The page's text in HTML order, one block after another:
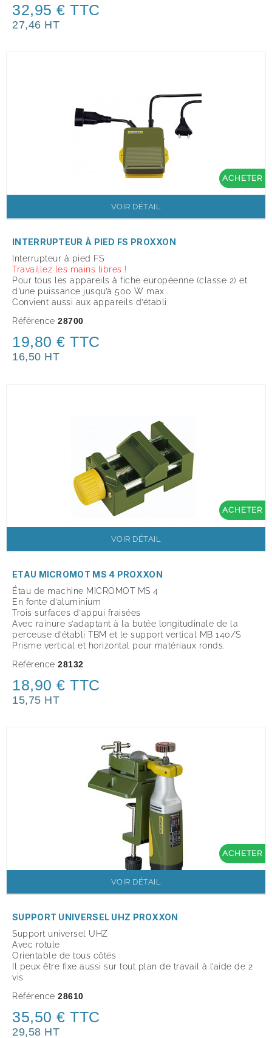
32,95 € TTC
27,46 HT
ACHETER
VOIR DÉTAIL
INTERRUPTEUR À PIED FS PROXXON
Interrupteur à pied FS
Travaillez les mains libres !
Pour tous les appareils à fiche européenne (classe 2) et
d’une puissance jusqu’à 500 W max
Convient aussi aux appareils d’établi
Référence 28700
19,80 € TTC
16,50 HT
ACHETER
VOIR DÉTAIL
ETAU MICROMOT MS 4 PROXXON
Étau de machine MICROMOT MS 4
En fonte d’aluminium
Trois surfaces d'appui fraisées
Avec rainure s’adaptant à la butée longitudinale de la
perceuse d’établi TBM et le support vertical MB 140/S
Prisme vertical et horizontal pour matériaux ronds.
Référence 28132
18,90 € TTC
15,75 HT
ACHETER
VOIR DÉTAIL
SUPPORT UNIVERSEL UHZ PROXXON
Support universel UHZ
Avec rotule
Orientable de tous côtés
Il peux être fixe aussi sur tout plan de travail à l’aide de 2
vis
Référence 28610
35,50 € TTC
29,58 HT